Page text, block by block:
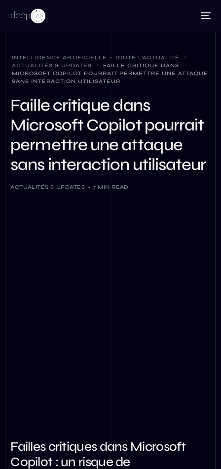
INTELLIGENCE ARTIFICIELLE – TOUTE L’ACTUALITÉ
ACTUALITÉS & UPDATES
FAILLE CRITIQUE DANS
MICROSOFT COPILOT POURRAIT PERMETTRE UNE ATTAQUE
SANS INTERACTION UTILISATEUR
Faille critique dans
Microsoft Copilot pourrait
permettre une attaque
sans interaction utilisateur
ACTUALITÉS & UPDATES 7 MIN READ
Failles critiques dans Microsoft
Copilot : un risque de